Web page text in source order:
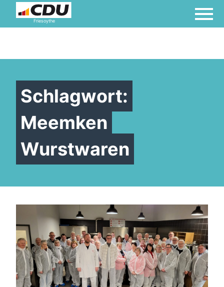
Friesoythe
Schlagwort:
Meemken
Wurstwaren